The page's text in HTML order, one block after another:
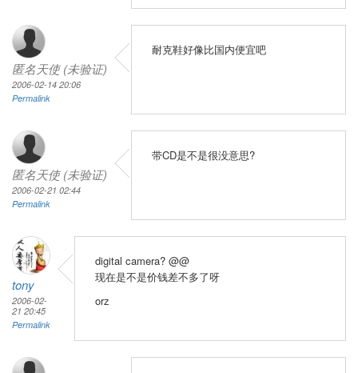
匿名天使 (未验证)
2006-02-14 20:06
Permalink
耐克鞋好像比国内便宜吧
匿名天使 (未验证)
2006-02-21 02:44
Permalink
带CD是不是很没意思?
tony
2006-02-
21 20:45
Permalink
digital camera? @@
现在是不是价钱差不多了呀
orz